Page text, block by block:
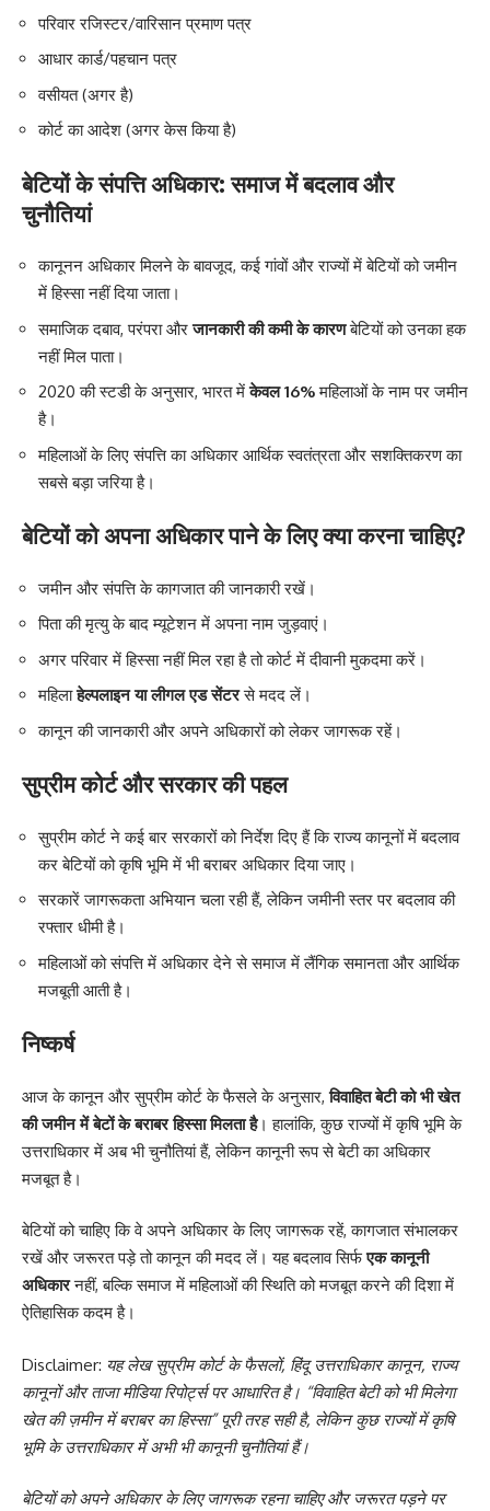
परिवार रजिस्टर/वारिसान प्रमाण पत्र
आधार कार्ड/पहचान पत्र
वसीयत (अगर है)
कोर्ट का आदेश (अगर केस किया है)
बेटियों के संपत्ति अधिकार: समाज में बदलाव और
चुनौतियां
कानूनन अधिकार मिलने के बावजूद, कई गांवों और राज्यों में बेटियों को जमीन
में हिस्सा नहीं दिया जाता।
समाजिक दबाव, परंपरा औरजानकारी की कमी के कारणबेटियों को उनका हक
नहीं मिल पाता।
2020 की स्टडी के अनुसार, भारत मेंकेवल 16%महिलाओं के नाम पर जमीन
है।
महिलाओं के लिए संपत्ति का अधिकार आर्थिक स्वतंत्रता और सशक्तिकरण का
सबसे बड़ा जरिया है।
बेटियों को अपना अधिकार पाने के लिए क्या करना चाहिए?
जमीन और संपत्ति के कागजात की जानकारी रखें।
पिता की मृत्यु के बाद म्यूटेशन में अपना नाम जुड़वाएं।
अगर परिवार में हिस्सा नहीं मिल रहा है तो कोर्ट में दीवानी मुकदमा करें।
महिलाहेल्पलाइन या लीगल एड सेंटरसे मदद लें।
कानून की जानकारी और अपने अधिकारों को लेकर जागरूक रहें।
सुप्रीम कोर्ट और सरकार की पहल
सुप्रीम कोर्ट ने कई बार सरकारों को निर्देश दिए हैं कि राज्य कानूनों में बदलाव
कर बेटियों को कृषि भूमि में भी बराबर अधिकार दिया जाए।
सरकारें जागरूकता अभियान चला रही हैं, लेकिन जमीनी स्तर पर बदलाव की
रफ्तार धीमी है।
महिलाओं को संपत्ति में अधिकार देने से समाज में लैंगिक समानता और आर्थिक
मजबूती आती है।
निष्कर्ष
आज के कानून और सुप्रीम कोर्ट के फैसले के अनुसार,विवाहित बेटी को भी खेत
की जमीन में बेटों के बराबर हिस्सा मिलता है। हालांकि, कुछ राज्यों में कृषि भूमि के
उत्तराधिकार में अब भी चुनौतियां हैं, लेकिन कानूनी रूप से बेटी का अधिकार
मजबूत है।
बेटियों को चाहिए कि वे अपने अधिकार के लिए जागरूक रहें, कागजात संभालकर
रखें और जरूरत पड़े तो कानून की मदद लें। यह बदलाव सिर्फएक कानूनी
अधिकारनहीं, बल्कि समाज में महिलाओं की स्थिति को मजबूत करने की दिशा में
ऐतिहासिक कदम है।
Disclaimer: यह लेख सुप्रीम कोर्ट के फैसलों, हिंदू उत्तराधिकार कानून, राज्य
कानूनों और ताजा मीडिया रिपोर्ट्स पर आधारित है। “विवाहित बेटी को भी मिलेगा
खेत की ज़मीन में बराबर का हिस्सा” पूरी तरह सही है, लेकिन कुछ राज्यों में कृषि
भूमि के उत्तराधिकार में अभी भी कानूनी चुनौतियां हैं।
बेटियों को अपने अधिकार के लिए जागरूक रहना चाहिए और जरूरत पड़ने पर